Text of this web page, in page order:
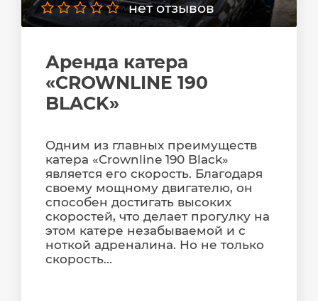
нет отзывов
Аренда катера
«CROWNLINE 190
BLACK»
Одним из главных преимуществ
катера «Crownline 190 Black»
является его скорость. Благодаря
своему мощному двигателю, он
способен достигать высоких
скоростей, что делает прогулку на
этом катере незабываемой и с
ноткой адреналина. Но не только
скорость...